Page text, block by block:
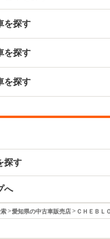
を探す
を探す
を探す
探す
へ
愛知県の中古車販売店 ＣＨＥＢ